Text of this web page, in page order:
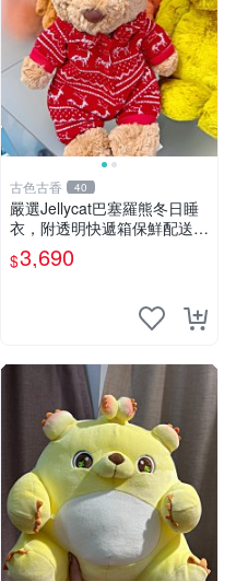
古色古香 40
嚴選Jellycat巴塞羅熊冬日睡
衣，附透明快遞箱保鮮配送，
童趣可愛可收藏 巴塞羅熊 睡
衣 透明袋
$3,690